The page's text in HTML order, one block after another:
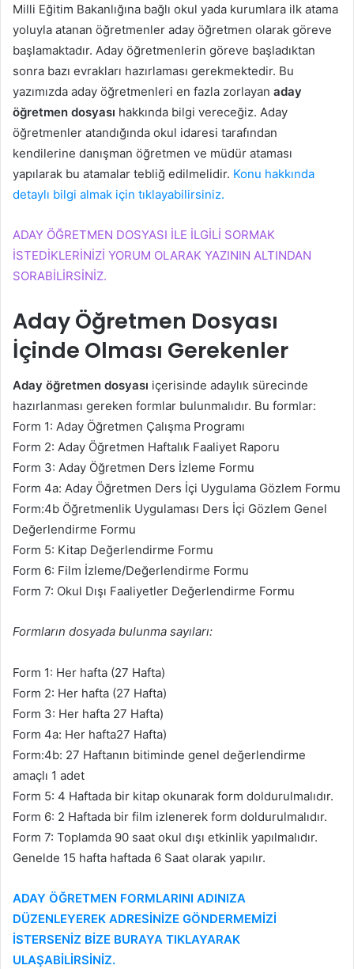
Milli Eğitim Bakanlığına bağlı okul yada kurumlara ilk atama
yoluyla atanan öğretmenler aday öğretmen olarak göreve
başlamaktadır. Aday öğretmenlerin göreve başladıktan
sonra bazı evrakları hazırlaması gerekmektedir. Bu
yazımızda aday öğretmenleri en fazla zorlayan aday
öğretmen dosyası hakkında bilgi vereceğiz. Aday
öğretmenler atandığında okul idaresi tarafından
kendilerine danışman öğretmen ve müdür ataması
yapılarak bu atamalar tebliğ edilmelidir. Konu hakkında
detaylı bilgi almak için tıklayabilirsiniz.
ADAY ÖĞRETMEN DOSYASI İLE İLGİLİ SORMAK
İSTEDİKLERİNİZİ YORUM OLARAK YAZININ ALTINDAN
SORABİLİRSİNİZ.
Aday Öğretmen Dosyası
İçinde Olması Gerekenler
Aday öğretmen dosyası içerisinde adaylık sürecinde
hazırlanması gereken formlar bulunmalıdır. Bu formlar:
Form 1: Aday Öğretmen Çalışma Programı
Form 2: Aday Öğretmen Haftalık Faaliyet Raporu
Form 3: Aday Öğretmen Ders İzleme Formu
Form 4a: Aday Öğretmen Ders İçi Uygulama Gözlem Formu
Form:4b Öğretmenlik Uygulaması Ders İçi Gözlem Genel
Değerlendirme Formu
Form 5: Kitap Değerlendirme Formu
Form 6: Film İzleme/Değerlendirme Formu
Form 7: Okul Dışı Faaliyetler Değerlendirme Formu
Formların dosyada bulunma sayıları:
Form 1: Her hafta (27 Hafta)
Form 2: Her hafta (27 Hafta)
Form 3: Her hafta 27 Hafta)
Form 4a: Her hafta27 Hafta)
Form:4b: 27 Haftanın bitiminde genel değerlendirme
amaçlı 1 adet
Form 5: 4 Haftada bir kitap okunarak form doldurulmalıdır.
Form 6: 2 Haftada bir film izlenerek form doldurulmalıdır.
Form 7: Toplamda 90 saat okul dışı etkinlik yapılmalıdır.
Genelde 15 hafta haftada 6 Saat olarak yapılır.
ADAY ÖĞRETMEN FORMLARINI ADINIZA
DÜZENLEYEREK ADRESİNİZE GÖNDERMEMİZİ
İSTERSENİZ BİZE BURAYA TIKLAYARAK
ULAŞABİLİRSİNİZ.